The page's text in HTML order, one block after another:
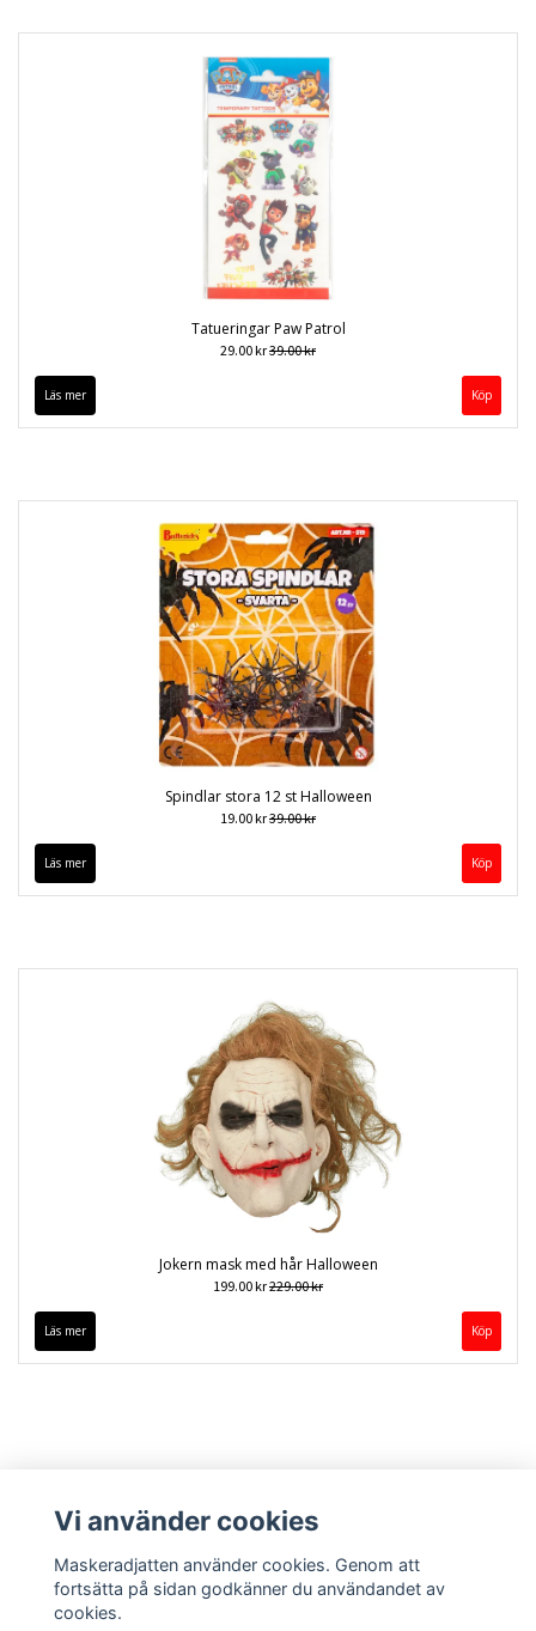
Tatueringar Paw Patrol
29.00 kr39.00 kr
Läs mer
Spindlar stora 12 st Halloween
19.00 kr39.00 kr
Läs mer
Jokern mask med hår Halloween
199.00 kr229.00 kr
Läs mer
Vi använder cookies
Maskeradjatten använder cookies. Genom att
fortsätta på sidan godkänner du användandet av
cookies.